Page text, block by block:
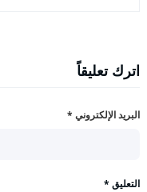
اترك تعليقاً
البريد الإلكتروني *
التعليق *